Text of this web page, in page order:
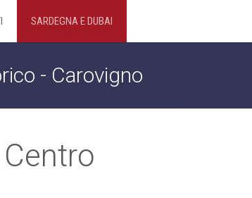
SARDEGNA E DUBAI
- Carovigno